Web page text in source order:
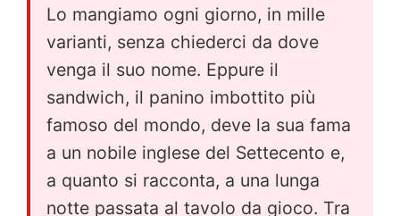
Lo mangiamo ogni giorno, in mille
varianti, senza chiederci da dove
venga il suo nome. Eppure il
sandwich, il panino imbottito più
famoso del mondo, deve la sua fama
a un nobile inglese del Settecento e,
a quanto si racconta, a una lunga
notte passata al tavolo da gioco. Tra